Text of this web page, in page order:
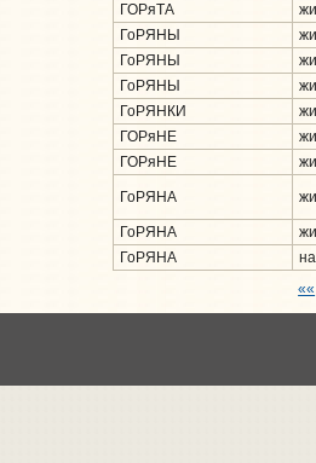
ГОРяТА
ГоРЯНЫ
ГоРЯНЫ
ГоРЯНЫ
ГоРЯНКИ
ГОРяНЕ
ГОРяНЕ
ГоРЯНА
ГоРЯНА
ГоРЯНА
««